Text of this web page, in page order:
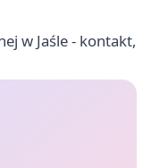
w Jaśle - kontakt,